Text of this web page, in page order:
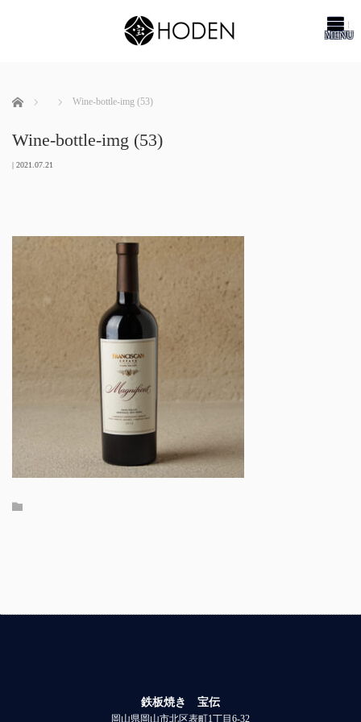
ホーム Wine-bottle-img (53)
Wine-bottle-img (53)
| 2021.07.21
鉄板焼き 宝伝
岡山県岡山市北区表町1丁目6-32